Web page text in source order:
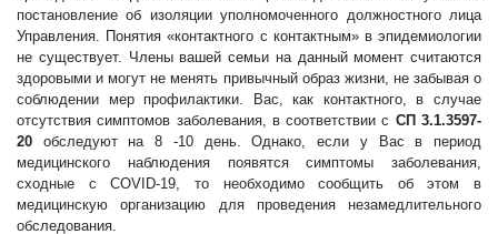
постановление об изоляции уполномоченного должностного лица
Управления. Понятия «контактного с контактным» в эпидемиологии
не существует. Члены вашей семьи на данный момент считаются
здоровыми и могут не менять привычный образ жизни, не забывая о
соблюдении мер профилактики. Вас, как контактного, в случае
отсутствия симптомов заболевания, в соответствии с СП 3.1.3597-
20 обследуют на 8 -10 день. Однако, если у Вас в период
медицинского наблюдения появятся симптомы заболевания,
сходные с COVID-19, то необходимо сообщить об этом в
медицинскую организацию для проведения незамедлительного
обследования.